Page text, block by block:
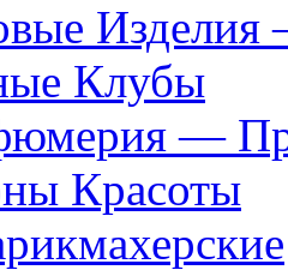
Изделия
Клубы
—
Красоты